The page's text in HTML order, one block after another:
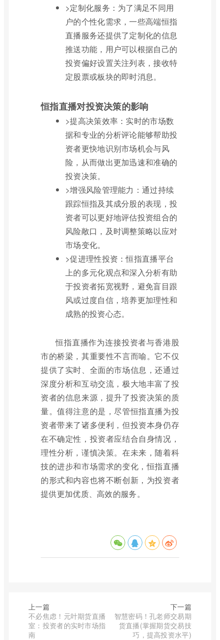
>定制化服务：为了满足不同用
户的个性化需求，一些高端恒指
直播服务还提供了定制化的信息
推送功能，用户可以根据自己的
投资偏好设置关注列表，接收特
定股票或板块的即时消息。
恒指直播对投资决策的影响
>提高决策效率：实时的市场数
据和专业的分析评论能够帮助投
资者更快地识别市场机会与风
险，从而做出更加迅速和准确的
投资决策。
>增强风险管理能力：通过持续
跟踪恒指及其成分股的表现，投
资者可以更好地评估投资组合的
风险敞口，及时调整策略以应对
市场变化。
>促进理性投资：恒指直播平台
上的多元化观点和深入分析有助
于投资者拓宽视野，避免盲目跟
风或过度自信，培养更加理性和
成熟的投资心态。
恒指直播作为连接投资者与香港股
市的桥梁，其重要性不言而喻。它不仅
提供了实时、全面的市场信息，还通过
深度分析和互动交流，极大地丰富了投
资者的信息来源，提升了投资决策的质
量。值得注意的是，尽管恒指直播为投
资者带来了诸多便利，但投资本身仍存
在不确定性，投资者应结合自身情况，
理性分析，谨慎决策。在未来，随着科
技的进步和市场需求的变化，恒指直播
的形式和内容也将不断创新，为投资者
提供更加优质、高效的服务。
上一篇
不必焦虑！元叶期货直播
室：投资者的实时市场指
南
下一篇
智慧密码！孔老师交易期
货直播(掌握期货交易技
巧，提高投资水平)